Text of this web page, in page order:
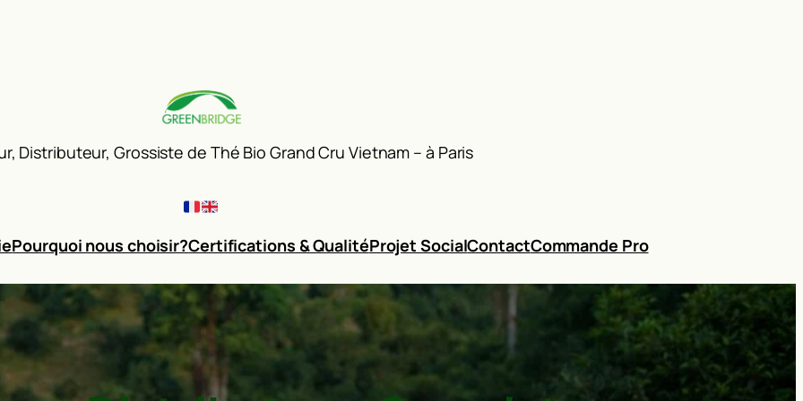
Distributeur, Grossiste de Thé Bio Grand Cru Vietnam – à Paris
Pourquoi nous choisir?Certifications & QualitéProjet SocialContactCommande Pro